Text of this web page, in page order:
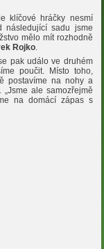
klíčové hráčky nesmí
následující sadu jsme
mělo mít rozhodně
Rojko
pak událo ve druhém
poučit. Místo toho,
postavíme na nohy a
. „Jsme ale samozřejmě
na domácí zápas s